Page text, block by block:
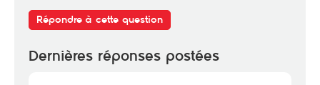
Répondre à cette question
Dernières réponses postées